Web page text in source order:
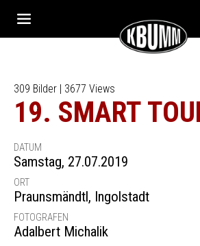
309 Bilder | 3677 Views
19. SMART
DATUM
Samstag, 27.07.2019
ORT
Praunsmändtl, Ingolstadt
FOTOGRAFEN
Adalbert Michalik